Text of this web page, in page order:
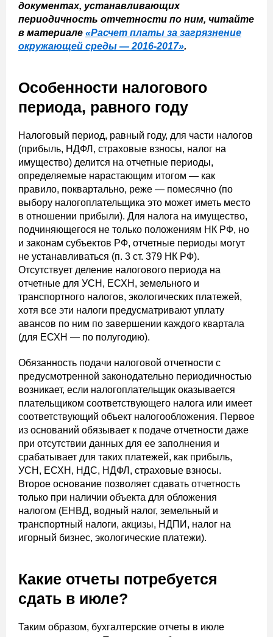
документах, устанавливающих
периодичность отчетности по ним, читайте
в материале «Расчет платы за загрязнение
окружающей среды — 2016-2017».
Особенности налогового
периода, равного году
Налоговый период, равный году, для части налогов
(прибыль, НДФЛ, страховые взносы, налог на
имущество) делится на отчетные периоды,
определяемые нарастающим итогом — как
правило, поквартально, реже — помесячно (по
выбору налогоплательщика это может иметь место
в отношении прибыли). Для налога на имущество,
подчиняющегося не только положениям НК РФ, но
и законам субъектов РФ, отчетные периоды могут
не устанавливаться (п. 3 ст. 379 НК РФ).
Отсутствует деление налогового периода на
отчетные для УСН, ЕСХН, земельного и
транспортного налогов, экологических платежей,
хотя все эти налоги предусматривают уплату
авансов по ним по завершении каждого квартала
(для ЕСХН — по полугодию).
Обязанность подачи налоговой отчетности с
предусмотренной законодательно периодичностью
возникает, если налогоплательщик оказывается
плательщиком соответствующего налога или имеет
соответствующий объект налогообложения. Первое
из оснований обязывает к подаче отчетности даже
при отсутствии данных для ее заполнения и
срабатывает для таких платежей, как прибыль,
УСН, ЕСХН, НДС, НДФЛ, страховые взносы.
Второе основание позволяет сдавать отчетность
только при наличии объекта для обложения
налогом (ЕНВД, водный налог, земельный и
транспортный налоги, акцизы, НДПИ, налог на
игорный бизнес, экологические платежи).
Какие отчеты потребуется
сдать в июле?
Таким образом, бухгалтерские отчеты в июле